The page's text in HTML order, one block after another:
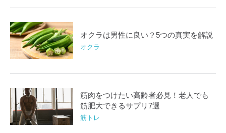
オクラは男性に良い？5つの真実を解説
オクラ
筋肉をつけたい高齢者必見！老人でも
筋肥大できるサプリ7選
筋トレ